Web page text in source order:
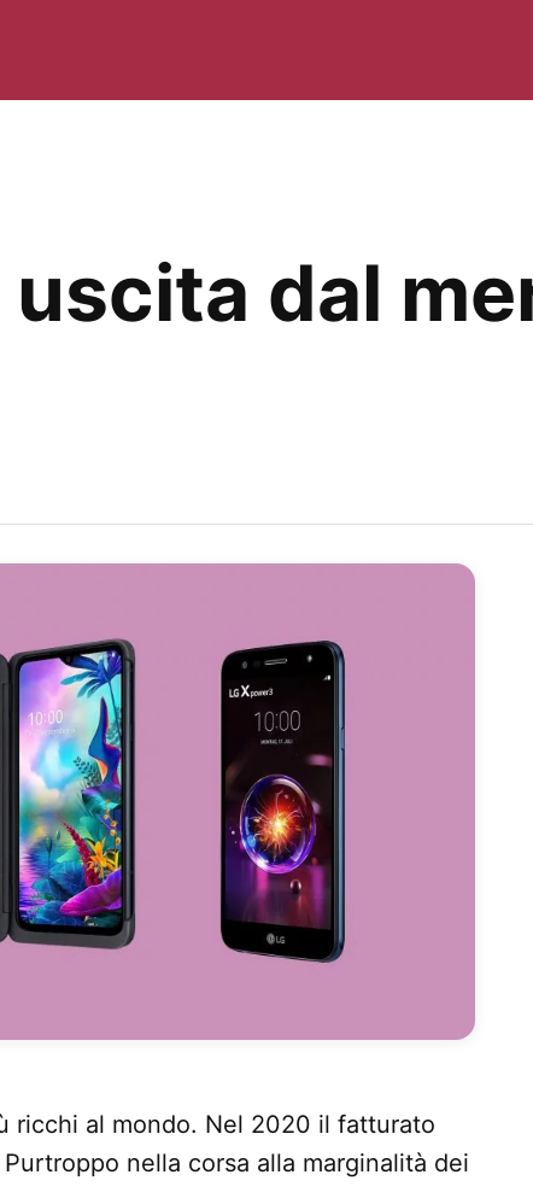
uscita dal
ricchi al mondo. Nel 2020 il fatturato
nella corsa alla marginalità dei